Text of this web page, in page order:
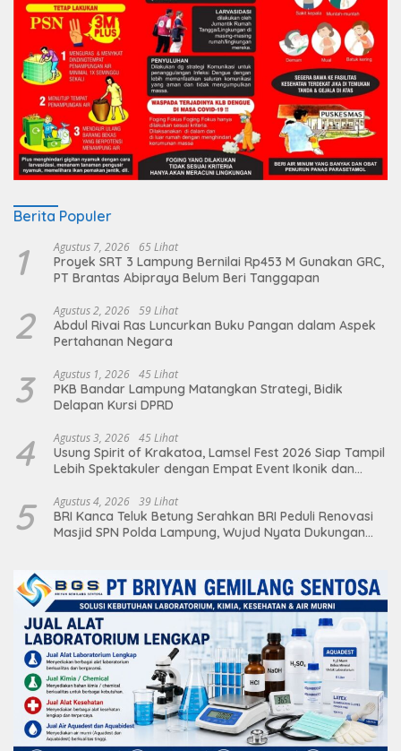
Berita Populer
1 Agustus 7, 2026 65 Lihat
Proyek SRT 3 Lampung Bernilai Rp453 M Gunakan GRC,
PT Brantas Abipraya Belum Beri Tanggapan
2 Agustus 2, 2026 59 Lihat
Abdul Rivai Ras Luncurkan Buku Pangan dalam Aspek
Pertahanan Negara
3 Agustus 1, 2026 45 Lihat
PKB Bandar Lampung Matangkan Strategi, Bidik
Delapan Kursi DPRD
4 Agustus 3, 2026 45 Lihat
Usung Spirit of Krakatoa, Lamsel Fest 2026 Siap Tampil
Lebih Spektakuler dengan Empat Event Ikonik dan
5 Agustus 4, 2026 39 Lihat
BRI Kanca Teluk Betung Serahkan BRI Peduli Renovasi
Masjid SPN Polda Lampung, Wujud Nyata Dukungan